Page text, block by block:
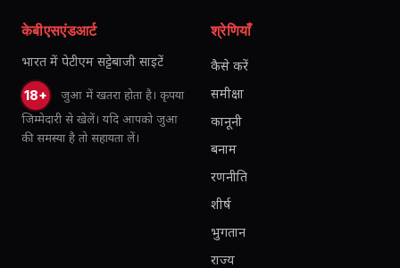
केबीएसएंडआर्ट
भारत में पेटीएम सट्टेबाजी साइटें
18+
जुआ में खतरा होता है। कृपया
जिम्मेदारी से खेलें। यदि आपको जुआ
की समस्या है तो सहायता लें।
श्रेणियाँ
कैसे करें
समीक्षा
कानूनी
बनाम
रणनीति
शीर्ष
भुगतान
राज्य